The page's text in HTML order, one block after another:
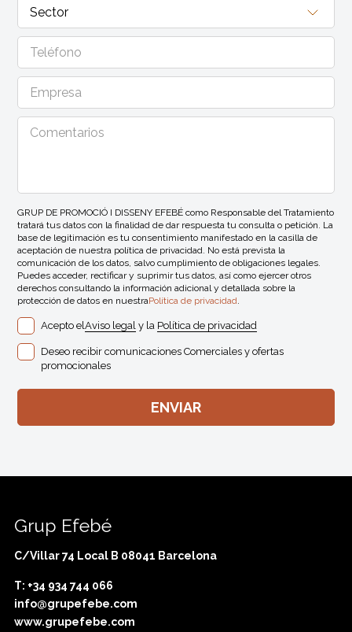
GRUP DE PROMOCIÓ I DISSENY EFEBÉ como Responsable del Tratamiento
tratará tus datos con la finalidad de dar respuesta tu consulta o petición. La
base de legitimación es tu consentimiento manifestado en la casilla de
aceptación de nuestra política de privacidad. No está prevista la
comunicación de los datos, salvo cumplimiento de obligaciones legales.
Puedes acceder, rectificar y suprimir tus datos, así como ejercer otros
derechos consultando la información adicional y detallada sobre la
protección de datos en nuestraPolítica de privacidad.
Acepto elAviso legal y la Política de privacidad
Deseo recibir comunicaciones Comerciales y ofertas
promocionales
Grup Efebé
C/Villar 74 Local B 08041 Barcelona
T: +34 934 744 066
info@grupefebe.com
www.grupefebe.com